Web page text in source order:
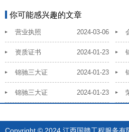
你可能感兴趣的文章
营业执照 2024-03-06
资质证书 2024-01-23
锦驰三大证 2024-01-23
锦驰三大证 2024-01-23